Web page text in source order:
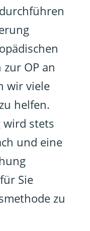
OP an
wir viele
helfen.
wird stets
und eine
Sie
zu